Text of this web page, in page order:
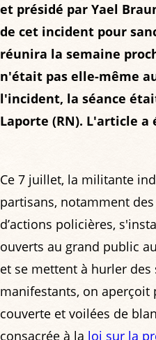
et présidé par Yael
de cet incident pour
réunira la semaine
n'était pas elle-même
l'incident, la séance
Laporte (RN). L'article
Ce 7 juillet, la militante
partisans, notamment
d’actions policières,
ouverts au grand public
et se mettent à hurler des
manifestants, on
couverte et voilées de
consacrée à la loi sur la